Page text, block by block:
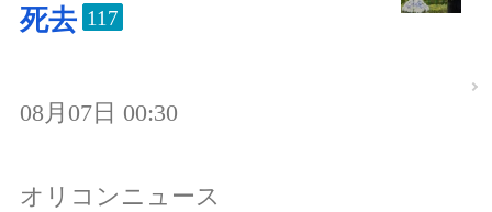
死去 117
08月07日 00:30
オリコンニュース